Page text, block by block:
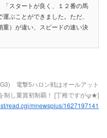
スタートが良く、１２番の馬
ぶことができました。ただ、
）が違い、スピードの速い決
電撃5ハロン戦はオールアット
制し重賞初制覇！ [丁稚ですがφ★]
read.cgi/mnewsplus/1627197141